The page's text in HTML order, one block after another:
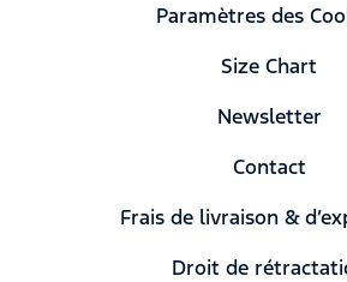
Paramètres des
Size Chart
Newsletter
Contact
Frais de livraison &
Droit de